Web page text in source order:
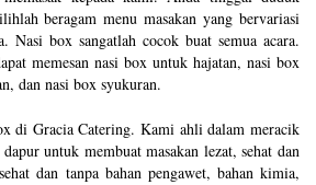
beragam menu masakan yang bervariasi
Nasi box sangatlah cocok buat semua acara.
memesan nasi box untuk hajatan, nasi box
dan nasi box syukuran.
di Gracia Catering. Kami ahli dalam meracik
untuk membuat masakan lezat, sehat dan
dan tanpa bahan pengawet, bahan kimia,